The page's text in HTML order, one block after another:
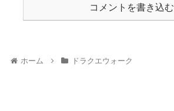
コメントを書き込む
ホーム ドラクエウォーク